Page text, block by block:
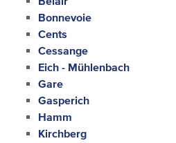
Bonnevoie
Cents
Cessange
Eich - Mühlenbach
Gare
Gasperich
Hamm
Kirchberg